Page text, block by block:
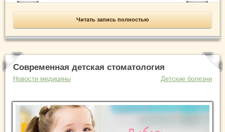
Читать запись полностью
Современная детская стоматология
Новости медицины Детские болезни